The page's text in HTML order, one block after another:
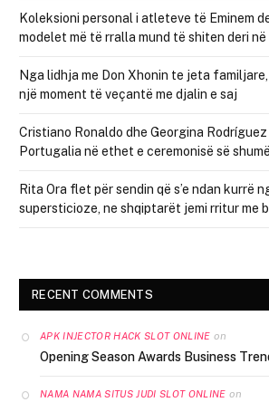
Koleksioni personal i atleteve të Eminem
modelet më të rralla mund të shiten deri
Nga lidhja me Don Xhonin te jeta
një moment të veçantë me djalin e saj
Cristiano Ronaldo dhe Georgina
Portugalia në ethet e ceremonisë së
Rita Ora flet për sendin që s’e ndan kurrë
supersticioze, ne shqiptarët jemi rritur me
RECENT COMMENTS
APK INJECTOR HACK SLOT ONLINE on
Opening Season Awards Business
NAMA NAMA SITUS JUDI SLOT ONLINE on